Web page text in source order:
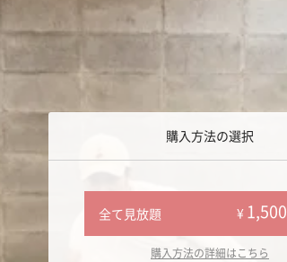
購入方法の選択
全て見放題 ¥ 1,500
購入方法の詳細はこちら